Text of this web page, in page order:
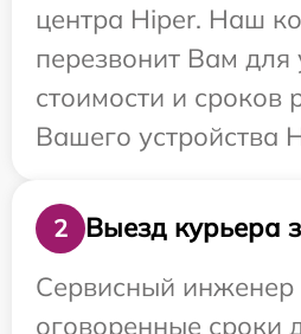
центра Hiper. Наш
перезвонит Вам для
стоимости и сроков
Вашего устройства
2
Выезд курьера
Сервисный инженер
оговоренные сроки